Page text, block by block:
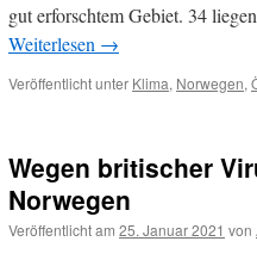
gut erforschtem Gebiet. 34
Weiterlesen →
Veröffentlicht unter Klima, Norwegen,
Wegen britischer
Norwegen
Veröffentlicht am 25. Januar 2021 von